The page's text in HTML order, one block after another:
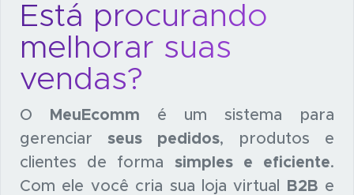
Está procurando
melhorar suas
vendas?
O MeuEcomm é um sistema para
gerenciar seus pedidos, produtos e
clientes de forma simples e eficiente.
Com ele você cria sua loja virtual
B2B e